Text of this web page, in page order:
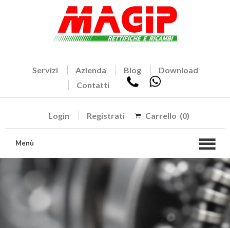
Servizi Azienda Blog
Download
Contatti
Login Registrati Carrello (0)
Menù